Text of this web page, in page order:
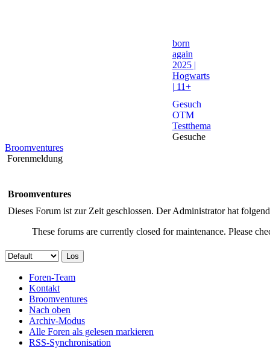
born
again
2025 |
Hogwarts
| 11+
Gesuch
OTM
Testthema
Gesuche
Broomventures
Forenmeldung
Broomventures
Dieses Forum ist zur Zeit geschlossen. Der Administrator hat
These forums are currently closed for maintenance. Please
Foren-Team
Kontakt
Broomventures
Nach oben
Archiv-Modus
Alle Foren als gelesen markieren
RSS-Synchronisation